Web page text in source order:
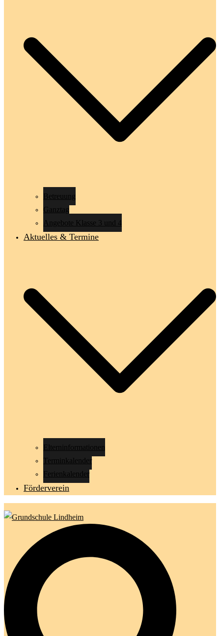
Betreuung
Ganztag
Angebote Klasse 3 und 4
Aktuelles & Termine
Elterninformationen
Terminkalender
Ferienkalender
Förderverein